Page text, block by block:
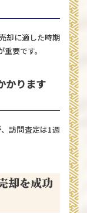
却に適した時期
要です。
かります
訪問査定は1週
却を成功